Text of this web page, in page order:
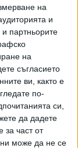
на
и
партньорите
на
съгласието
ви, както е
по-
си,
да дадете
част от
може да не се
че е
дали има
на
на
военни,
проверка и да
престъпление.